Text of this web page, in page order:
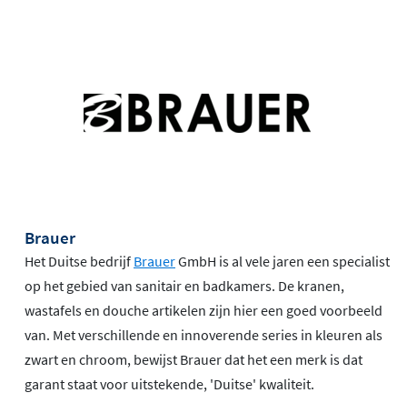
Brauer
Het Duitse bedrijf BrauerGmbH is al vele jaren een specialist
op het gebied van sanitair en badkamers. De kranen,
wastafels en douche artikelen zijn hier een goed voorbeeld
van. Met verschillende en innoverende series in kleuren als
zwart en chroom, bewijst Brauer dat het een merk is dat
garant staat voor uitstekende, 'Duitse' kwaliteit.